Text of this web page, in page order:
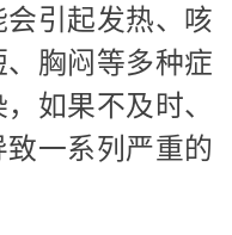
引起发热、咳
胸闷等多种症
如果不及时、
一系列严重的